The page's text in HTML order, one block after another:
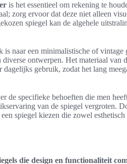
is het essentieel om rekening te
zorg ervoor dat deze niet alleen
spiegel kan de algehele
naar een minimalistische of vintage
ontwerpen. Het materiaal van
gebruik, zodat het lang
de specifieke behoeften die men
van de spiegel vergroten.
spiegel kiezen die zowel
die design en functionaliteit